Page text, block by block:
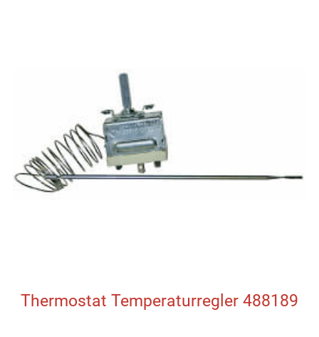
Thermostat Temperaturregler 488189